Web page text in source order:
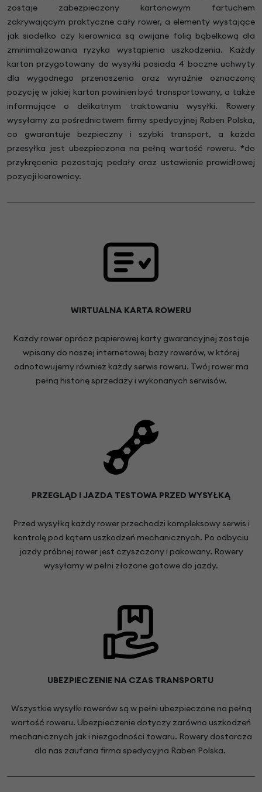
zostaje zabezpieczony kartonowym fartuchem
zakrywającym praktyczne cały rower, a elementy wystające
jak siodełko czy kierownica są owijane folią bąbelkową dla
zminimalizowania ryzyka wystąpienia uszkodzenia. Każdy
karton przygotowany do wysyłki posiada 4 boczne uchwyty
dla wygodnego przenoszenia oraz wyraźnie oznaczoną
pozycję w jakiej karton powinien być transportowany, a także
informujące o delikatnym traktowaniu wysyłki. Rowery
wysyłamy za pośrednictwem firmy spedycyjnej Raben Polska,
co gwarantuje bezpieczny i szybki transport, a każda
przesyłka jest ubezpieczona na pełną wartość roweru. *do
przykręcenia pozostają pedały oraz ustawienie prawidłowej
pozycji kierownicy.
WIRTUALNA KARTA ROWERU
Każdy rower oprócz papierowej karty gwarancyjnej zostaje
wpisany do naszej internetowej bazy rowerów, w której
odnotowujemy również każdy serwis roweru. Twój rower ma
pełną historię sprzedaży i wykonanych serwisów.
PRZEGLĄD I JAZDA TESTOWA PRZED WYSYŁKĄ
Przed wysyłką każdy rower przechodzi kompleksowy serwis i
kontrolę pod kątem uszkodzeń mechanicznych. Po odbyciu
jazdy próbnej rower jest czyszczony i pakowany. Rowery
wysyłamy w pełni złożone gotowe do jazdy.
UBEZPIECZENIE NA CZAS TRANSPORTU
Wszystkie wysyłki rowerów są w pełni ubezpieczone na pełną
wartość roweru. Ubezpieczenie dotyczy zarówno uszkodzeń
mechanicznych jak i niezgodności towaru. Rowery dostarcza
dla nas zaufana firma spedycyjna Raben Polska.